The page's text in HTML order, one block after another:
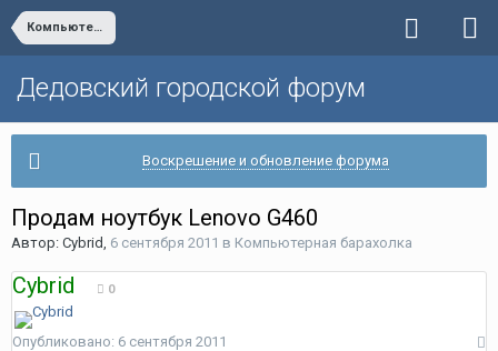
Компьютерная барахолка
Дедовский городской форум
Воскрешение и обновление форума
Продам ноутбук Lenovo G460
Автор: Cybrid, 6 сентября 2011 в Компьютерная барахолка
Cybrid 0
Опубликовано: 6 сентября 2011